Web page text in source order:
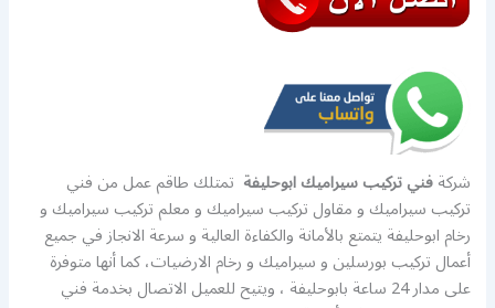
شركةفني تركيب سيراميك ابوحليفة تمتلك طاقم عمل من فني
تركيب سيراميك و مقاول تركيب سيراميك و معلم تركيب سيراميك و
رخام ابوحليفة يتمتع بالأمانة والكفاءة العالية و سرعة الانجاز في جميع
أعمال تركيب بورسلين و سيراميك و رخام الارضيات، كما أنها متوفرة
على مدار 24 ساعة بابوحليفة ، ويتيح للعميل الاتصال بخدمة فني